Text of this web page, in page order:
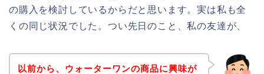
の購入を検討しているからだと思います。実は私も全
くの同じ状況でした。つい先日のこと、私の友達が、
以前から、ウォーターワンの商品に興味が